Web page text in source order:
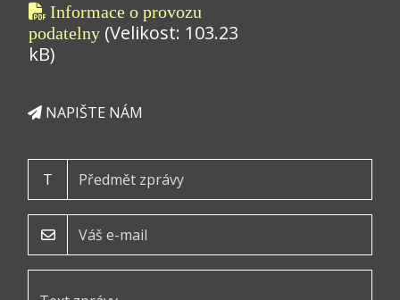
Informace o provozu
podatelny (Velikost: 103.23
kB)
NAPIŠTE NÁM
T